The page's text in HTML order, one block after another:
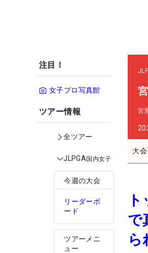
注目！
女子プロ写真館
ツアー情報
全ツアー
JLPGA国内女子
今週の大会
リーダーボ
ード
ツアーメニ
ュー
宮
大
で
ら